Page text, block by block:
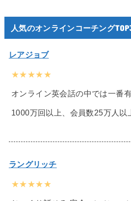
人気のオンラインコーチング
レアジョブ
★★★★★
オンライン英会話の中では一番
1000万回以上、会員数25万人以
ラングリッチ
★★★★★